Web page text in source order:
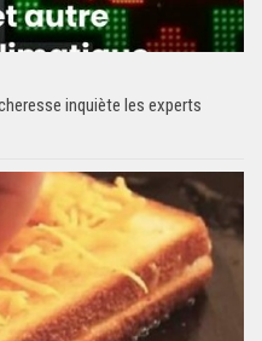
inquiète les experts